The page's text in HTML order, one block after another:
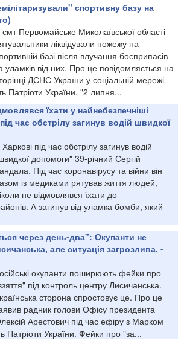
спортивну базу на
Первомайське Миколаївської області
ліквідували пожежу на
базі після влучання боєприпасів
уламків від них. Про це повідомляється на
ДСНС України у соціальній мережі
Патріоти України. "2 липня...
їхати у найнебезпечніші
час обстрілу загинув водій швидкої
під час обстрілу загинув водій
допомоги" 39-річний Сергій
Під час коронавірусу та війни він
із медиками рятував життя людей,
не відмовлявся їхати до
А загинув від уламка бомби, який
через день-два": Окупанти не
але ситуація загрозлива, -
окупанти поширюють фейки про
під контроль центру Лисичанська.
сторона спростовує це. Про це
радник голови Офісу президента
Арестович під час ефіру з Марком
Патріоти України. Фейки про "за...